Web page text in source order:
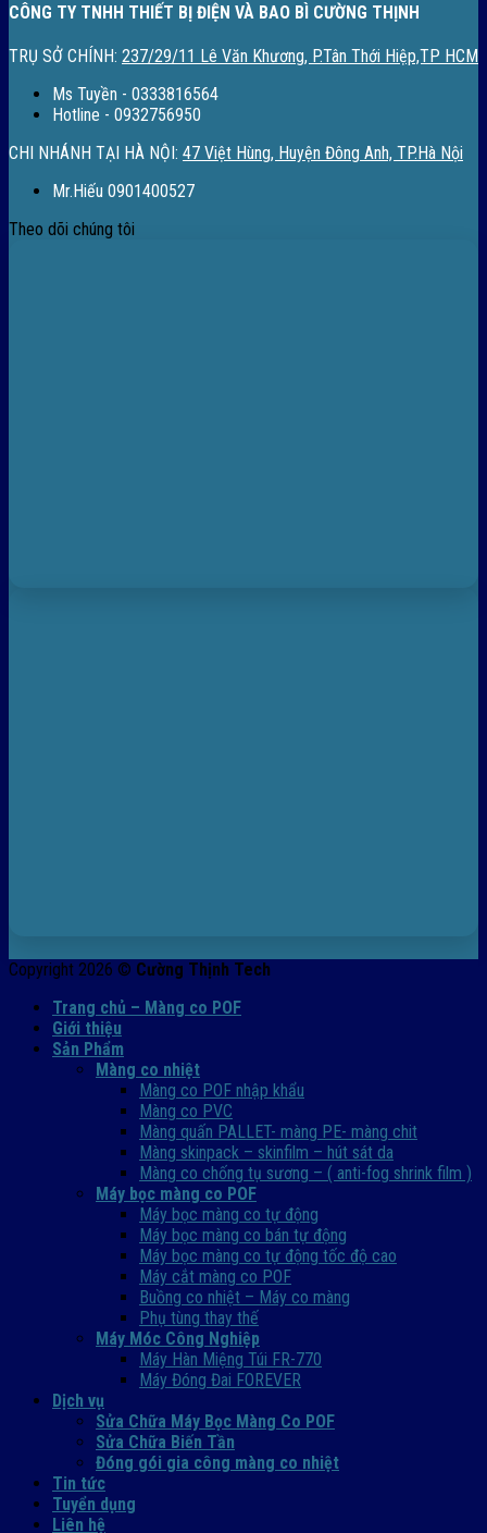
CÔNG TY TNHH THIẾT BỊ ĐIỆN VÀ BAO BÌ CƯỜNG THỊNH
TRỤ SỞ CHÍNH: 237/29/11 Lê Văn Khương, P.Tân Thới Hiệp,TP HCM
Ms Tuyền - 0333816564
Hotline - 0932756950
CHI NHÁNH TẠI HÀ NỘI: 47 Việt Hùng, Huyện Đông Anh, TP.Hà Nội
Mr.Hiếu 0901400527
Theo dõi chúng tôi
Copyright 2026 © Cường Thịnh Tech
Trang chủ – Màng co POF
Giới thiệu
Sản Phẩm
Màng co nhiệt
Màng co POF nhập khẩu
Màng co PVC
Màng quấn PALLET- màng PE- màng chit
Màng skinpack – skinfilm – hút sát da
Màng co chống tụ sương – ( anti-fog shrink film )
Máy bọc màng co POF
Máy bọc màng co tự động
Máy bọc màng co bán tự động
Máy bọc màng co tự động tốc độ cao
Máy cắt màng co POF
Buồng co nhiệt – Máy co màng
Phụ tùng thay thế
Máy Móc Công Nghiệp
Máy Hàn Miệng Túi FR-770
Máy Đóng Đai FOREVER
Dịch vụ
Sửa Chữa Máy Bọc Màng Co POF
Sửa Chữa Biến Tần
Đóng gói gia công màng co nhiệt
Tin tức
Tuyển dụng
Liên hệ